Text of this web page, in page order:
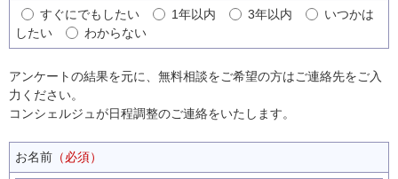
すぐにでもしたい 1年以内 3年以内
いつかは
したい
わからない
アンケートの結果を元に、無料相談をご希望の方はご連絡先をご入
力ください。
コンシェルジュが日程調整のご連絡をいたします。
お名前 （必須）